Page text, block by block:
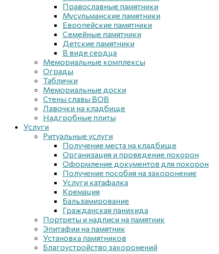
Православные памятники
Мусульманские памятники
Европейские памятники
Семейные памятники
Детские памятники
В виде сердца
Мемориальные комплексы
Ограды
Таблички
Мемориальные доски
Стены славы ВОВ
Лавочки на кладбище
Надгробные плиты
Услуги
Ритуальные услуги
Получение места на кладбище
Организация и проведение похорон
Оформление документов для похорон
Получение пособия на захоронение
Услуги катафалка
Кремация
Бальзамирование
Гражданская панихида
Портреты и надписи на памятник
Эпитафии на памятник
Установка памятников
Благоустройство захоронений